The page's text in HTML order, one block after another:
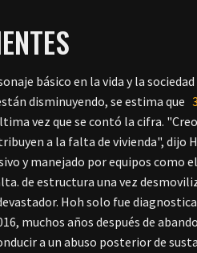
básico en la vida y la
disminuyendo, se estima que
vez que se contó la cifra.
a la falta de vivienda", dijo
y manejado por equipos como
de estructura una vez
Hoh solo fue
muchos años después de
a un abuso posterior de